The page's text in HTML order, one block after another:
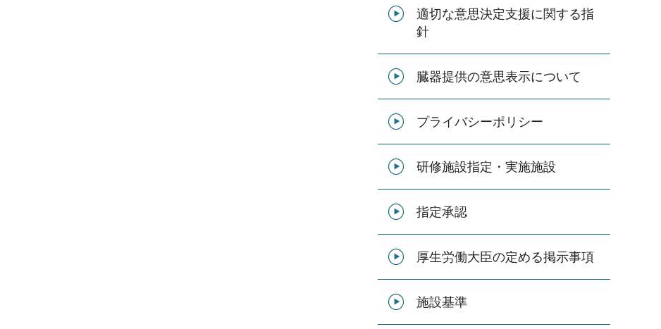
適切な意思決定支援に関する指
針
臓器提供の意思表示について
プライバシーポリシー
研修施設指定・実施施設
指定承認
厚生労働大臣の定める掲示事項
施設基準